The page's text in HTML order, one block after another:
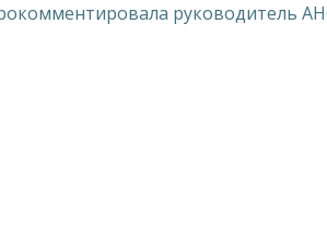
руководитель